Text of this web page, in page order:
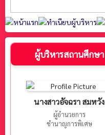
ผู้บริหารสถานศึกษา
นางสาวอัจฉรา สมหวัง
ผู้อำนวยการ
ชำนาญการพิเศษ